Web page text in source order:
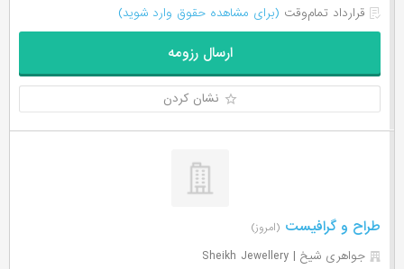
قرارداد تمام‌وقت (برای مشاهده حقوق وارد شوید)
ارسال رزومه
نشان کردن
طراح و گرافیست (امروز)
جواهری‌ شیخ | Sheikh Jewellery